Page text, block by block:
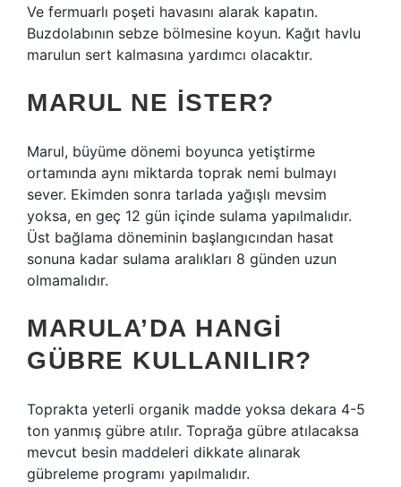
Ve fermuarlı poşeti havasını alarak kapatın.
Buzdolabının sebze bölmesine koyun. Kağıt havlu
marulun sert kalmasına yardımcı olacaktır.
MARUL NE ISTER?
Marul, büyüme dönemi boyunca yetiştirme
ortamında aynı miktarda toprak nemi bulmayı
sever. Ekimden sonra tarlada yağışlı mevsim
yoksa, en geç 12 gün içinde sulama yapılmalıdır.
Üst bağlama döneminin başlangıcından hasat
sonuna kadar sulama aralıkları 8 günden uzun
olmamalıdır.
MARULA’DA HANGI
GÜBRE KULLANILIR?
Toprakta yeterli organik madde yoksa dekara 4-5
ton yanmış gübre atılır. Toprağa gübre atılacaksa
mevcut besin maddeleri dikkate alınarak
gübreleme programı yapılmalıdır.